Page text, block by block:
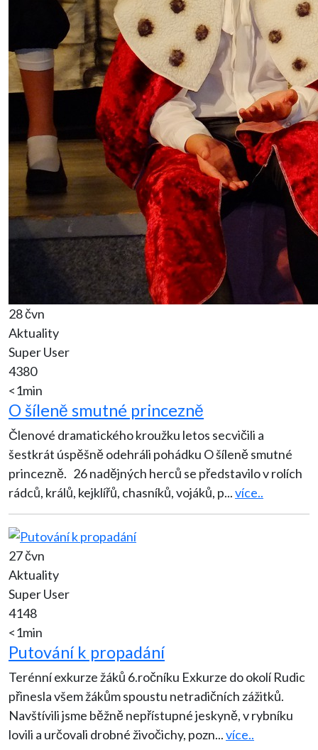
28 čvn
Aktuality
Super User
4380
<1min
O šíleně smutné princezně
Členové dramatického kroužku letos secvičili a
šestkrát úspěšně odehráli pohádku O šíleně smutné
princezně. 26 nadějných herců se představilo v rolích
rádců, králů, kejklířů, chasníků, vojáků, p...více..
27 čvn
Aktuality
Super User
4148
<1min
Putování k propadání
Terénní exkurze žáků 6.ročníku Exkurze do okolí Rudic
přinesla všem žákům spoustu netradičních zážitků.
Navštívili jsme běžně nepřístupné jeskyně, v rybníku
lovili a určovali drobné živočichy, pozn...více..